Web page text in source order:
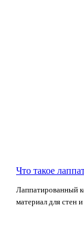
Что такое
Лаппатированный
материал для стен